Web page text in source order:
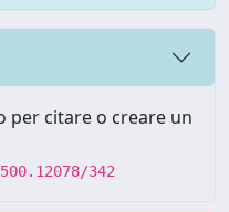
per citare o creare un
342